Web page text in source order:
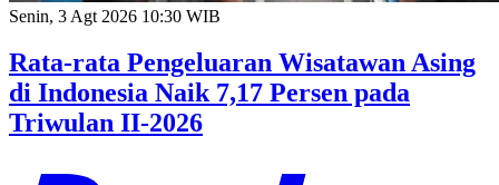
Senin, 3 Agt 2026 10:30 WIB
Rata-rata Pengeluaran Wisatawan Asing
di Indonesia Naik 7,17 Persen pada
Triwulan II-2026